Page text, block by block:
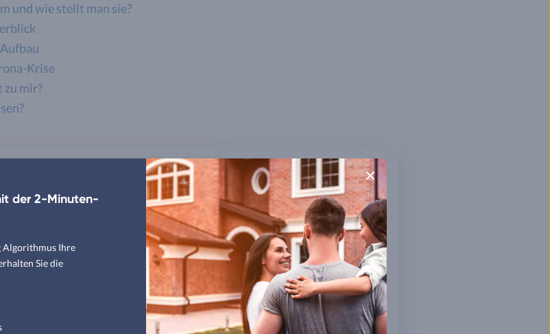
und wie stellt man sie?
Krise
zu mir?
und legt stets großen Wert darauf,
der 2-Minuten-
Algorithmus Ihre
Sie die